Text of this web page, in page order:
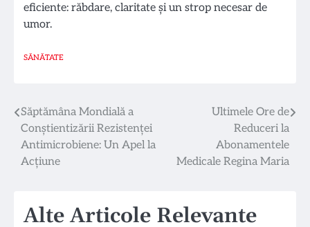
eficiente: răbdare, claritate și un strop necesar de
umor.
SĂNĂTATE
Navigare
în
articole
Săptămâna Mondială a
Conștientizării Rezistenței
Antimicrobiene: Un Apel la
Acțiune
Ultimele Ore de
Reduceri la
Abonamentele
Medicale Regina Maria
Alte Articole Relevante